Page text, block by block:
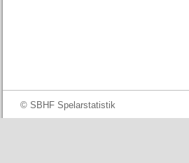
© SBHF Spelarstatistik